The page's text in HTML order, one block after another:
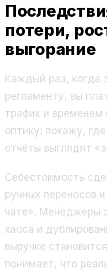
потери,
выгорание
Каждый раз, когда
регламенту, вы
трафик и
оптику: покажу,
отчёты выглядят
Себестоимость
ручных переносов
чате». Менеджеры
хаоса и
выручке
понимает, что